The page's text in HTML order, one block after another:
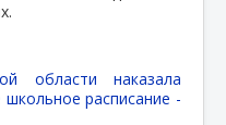
области наказала
школьное расписание -